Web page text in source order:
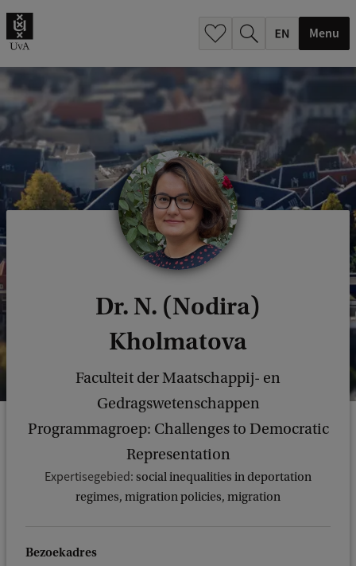
Menu
Dr. N. (Nodira)
Kholmatova
Faculteit der Maatschappij- en
Gedragswetenschappen
Programmagroep: Challenges to Democratic
Representation
Expertisegebied: social inequalities in deportation
regimes, migration policies, migration
Bezoekadres